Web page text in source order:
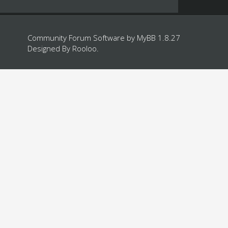
Community Forum Software by MyBB 1.8.27
Designed By Rooloo.